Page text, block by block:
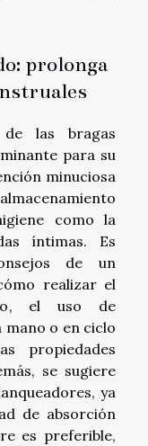
prolonga
de las bragas
para su
minuciosa
como la
íntimas. Es
de un
realizar el
el uso de
mano o en ciclo
propiedades
se sugiere
ya
de absorción
es preferible,